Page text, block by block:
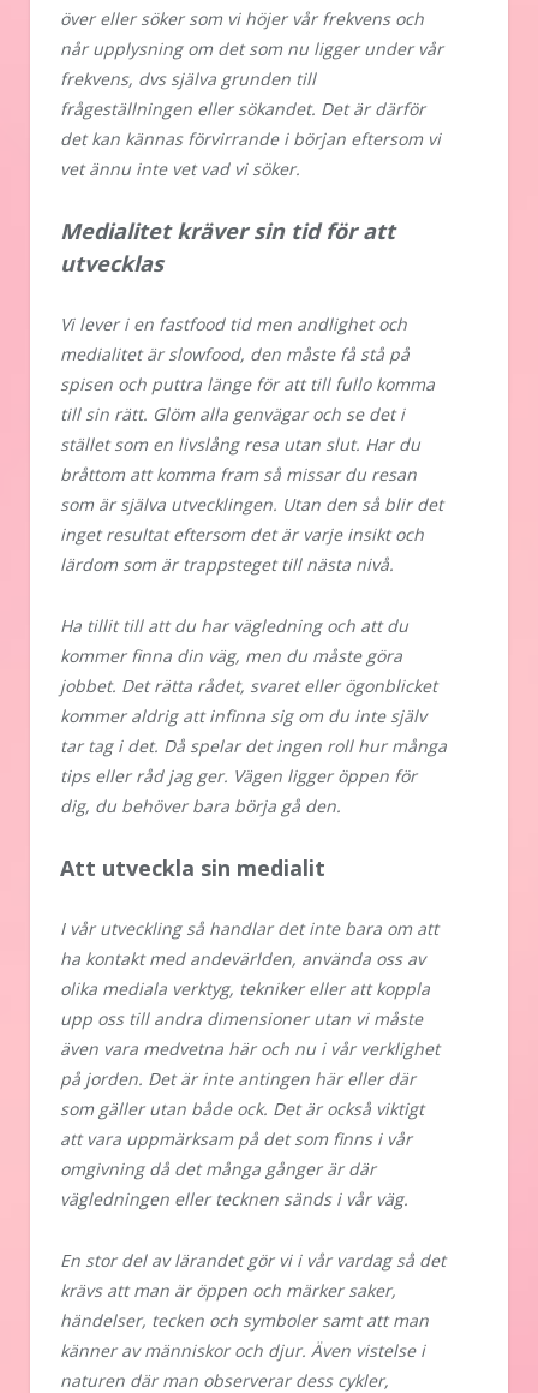
över eller söker som vi höjer vår frekvens och
når upplysning om det som nu ligger under vår
frekvens, dvs själva grunden till
frågeställningen eller sökandet. Det är därför
det kan kännas förvirrande i början eftersom vi
vet ännu inte vet vad vi söker.
Medialitet kräver sin tid för att
utvecklas
Vi lever i en fastfood tid men andlighet och
medialitet är slowfood, den måste få stå på
spisen och puttra länge för att till fullo komma
till sin rätt. Glöm alla genvägar och se det i
stället som en livslång resa utan slut. Har du
bråttom att komma fram så missar du resan
som är själva utvecklingen. Utan den så blir det
inget resultat eftersom det är varje insikt och
lärdom som är trappsteget till nästa nivå.
Ha tillit till att du har vägledning och att du
kommer finna din väg, men du måste göra
jobbet. Det rätta rådet, svaret eller ögonblicket
kommer aldrig att infinna sig om du inte själv
tar tag i det. Då spelar det ingen roll hur många
tips eller råd jag ger. Vägen ligger öppen för
dig, du behöver bara börja gå den.
Att utveckla sin medialit
I vår utveckling så handlar det inte bara om att
ha kontakt med andevärlden, använda oss av
olika mediala verktyg, tekniker eller att koppla
upp oss till andra dimensioner utan vi måste
även vara medvetna här och nu i vår verklighet
på jorden. Det är inte antingen här eller där
som gäller utan både ock. Det är också viktigt
att vara uppmärksam på det som finns i vår
omgivning då det många gånger är där
vägledningen eller tecknen sänds i vår väg.
En stor del av lärandet gör vi i vår vardag så det
krävs att man är öppen och märker saker,
händelser, tecken och symboler samt att man
känner av människor och djur. Även vistelse i
naturen där man observerar dess cykler,